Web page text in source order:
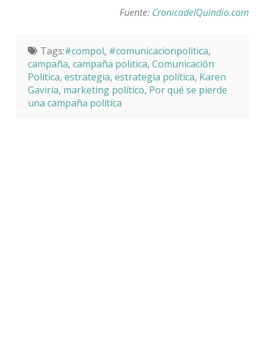
Fuente: CronicadelQuindio.com
Tags:#compol, #comunicacionpolitica,
campaña, campaña politica, Comunicación
Política, estrategia, estrategia política, Karen
Gaviria, marketing político, Por qué se pierde
una campaña política